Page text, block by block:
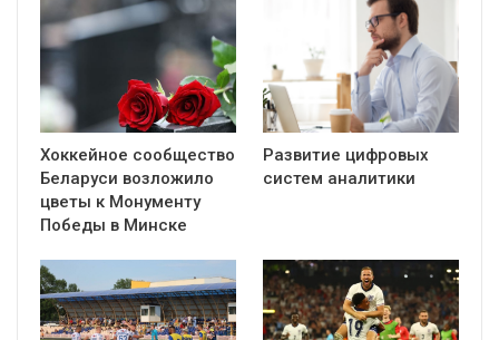
Хоккейное сообщество
Беларуси возложило
цветы к Монументу
Победы в Минске
Развитие цифровых
систем аналитики